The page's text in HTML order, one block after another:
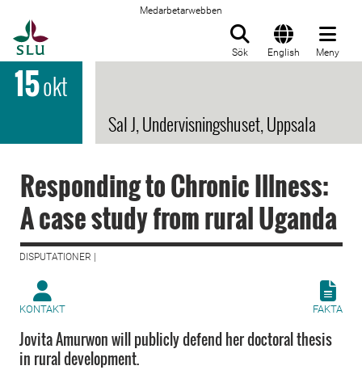
Medarbetarwebben
Sök English Meny
15okt
Sal J, Undervisningshuset, Uppsala
Responding to Chronic Illness:
A case study from rural Uganda
DISPUTATIONER |
KONTAKT FAKTA
Jovita Amurwon will publicly defend her doctoral thesis
in rural development.